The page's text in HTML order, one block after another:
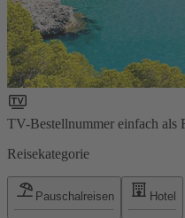
TV-Bestellnummer einfach als
Reisekategorie
Pauschalreisen Hotel